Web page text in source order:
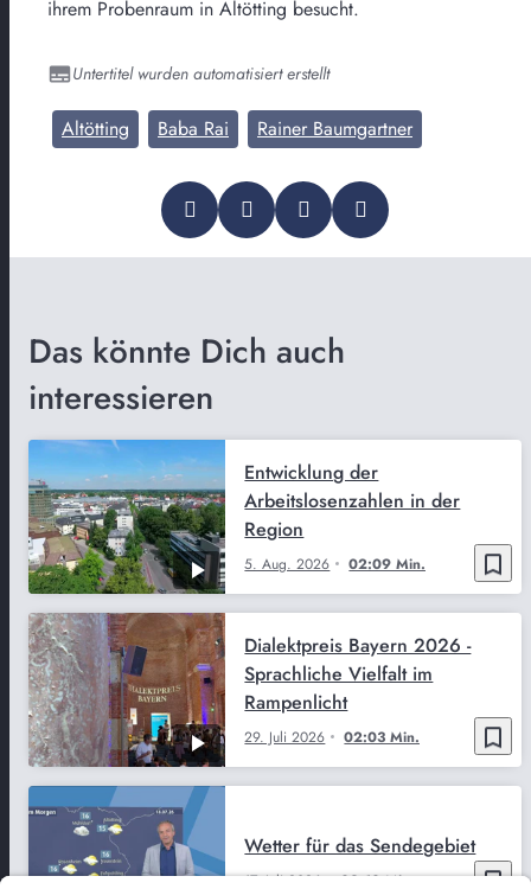
ihrem Probenraum in Altötting besucht.
Untertitel wurden automatisiert erstellt
Altötting Baba Rai Rainer Baumgartner
Das könnte Dich auch
interessieren
bookmark_border
5. Aug. 2026 02:09 Min.
Entwicklung der
Arbeitslosenzahlen in der
Region
bookmark_border
29. Juli 2026 02:03 Min.
Dialektpreis Bayern 2026 -
Sprachliche Vielfalt im
Rampenlicht
bookmark_border
17. Juli 2026 02:10 Min.
Wetter für das Sendegebiet